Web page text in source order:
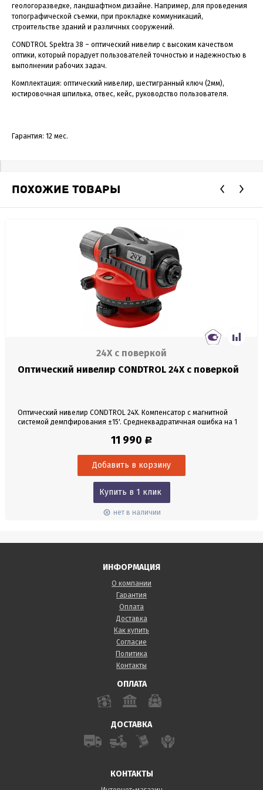
геологоразведке, ландшафтном дизайне. Например, для проведения
топографической съемки, при прокладке коммуникаций,
строительстве зданий и различных сооружений.
CONDTROL Spektra 38 – оптический нивелир с высоким качеством
оптики, который порадует пользователей точностью и надежностью в
выполнении рабочих задач.
Комплектация: оптический нивелир, шестигранный ключ (2мм),
юстировочная шпилька, отвес, кейс, руководство пользователя.
Гарантия: 12 мес.
ПОХОЖИЕ ТОВАРЫ
24X c поверкой
Оптический нивелир CONDTROL 24X c поверкой
Оптический нивелир CONDTROL 24X. Компенсатор с магнитной
системой демпфирования ±15'. Среднеквадратичная ошибка на 1
с просветленной оптикой. Поверка на 1 год.
11 990 Р
Купить в 1 клик
нет в наличии
ИНФОРМАЦИЯ
О компании
Гарантия
Оплата
Доставка
Как купить
Согласие
Политика
Контакты
ОПЛАТА
ДОСТАВКА
КОНТАКТЫ